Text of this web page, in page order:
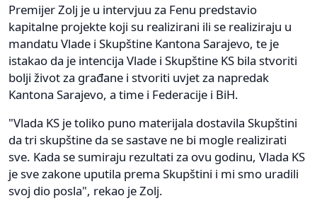
Premijer Zolj je u intervjuu za Fenu predstavio
kapitalne projekte koji su realizirani ili se realiziraju u
mandatu Vlade i Skupštine Kantona Sarajevo, te je
istakao da je intencija Vlade i Skupštine KS bila stvoriti
bolji život za građane i stvoriti uvjet za napredak
Kantona Sarajevo, a time i Federacije i BiH.
"Vlada KS je toliko puno materijala dostavila Skupštini
da tri skupštine da se sastave ne bi mogle realizirati
sve. Kada se sumiraju rezultati za ovu godinu, Vlada KS
je sve zakone uputila prema Skupštini i mi smo uradili
svoj dio posla", rekao je Zolj.